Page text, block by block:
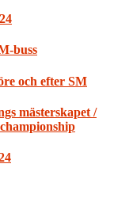
buss
och efter SM
mästerskapet /